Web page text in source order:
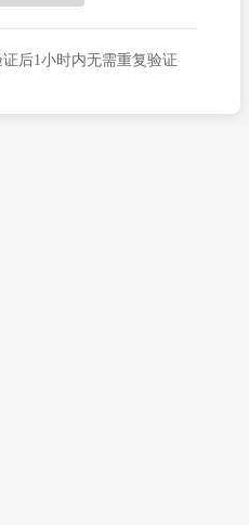
后1小时内无需重复验证